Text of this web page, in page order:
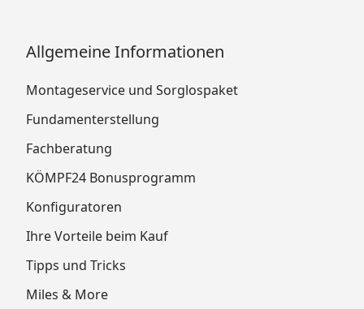
Allgemeine Informationen
Montageservice und Sorglospaket
Fundamenterstellung
Fachberatung
KÖMPF24 Bonusprogramm
Konfiguratoren
Ihre Vorteile beim Kauf
Tipps und Tricks
Miles & More